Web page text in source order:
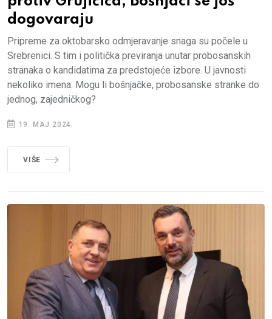
dogovaraju
Pripreme za oktobarsko odmjeravanje snaga su počele u
Srebrenici. S tim i politička previranja unutar probosanskih
stranaka o kandidatima za predstojeće izbore. U javnosti
nekoliko imena. Mogu li bošnjačke, probosanske stranke do
jednog, zajedničkog?
19. MAJ 2024.
VIŠE